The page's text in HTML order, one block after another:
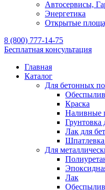
Автосервисы,
Энергетика
Открытые
8 (800) 777-14-75
Бесплатная консультация
Главная
Каталог
Для бетонных
Краска
Наливные
Грунтовка
Лак для
Для
Лак